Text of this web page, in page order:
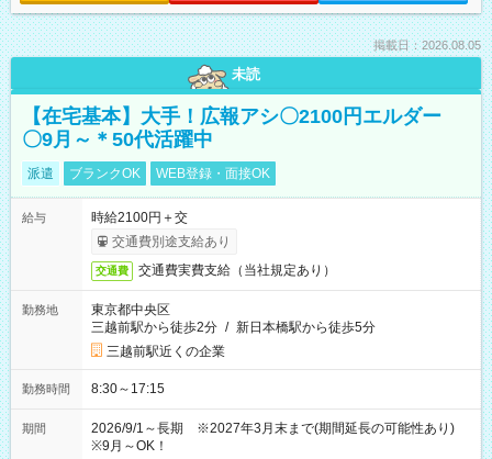
掲載日：2026.08.05
未読
【在宅基本】大手！広報アシ〇2100円エルダー
〇9月～＊50代活躍中
派遣 ブランクOK WEB登録・面接OK
給与
時給2100円＋交
交通費別途支給あり
交通費 交通費実費支給（当社規定あり）
勤務地
東京都中央区
三越前駅から徒歩2分 / 新日本橋駅から徒歩5分
三越前駅近くの企業
勤務時間 8:30～17:15
期間
2026/9/1～長期 ※2027年3月末まで(期間延長の可能性あり)
※9月～OK！